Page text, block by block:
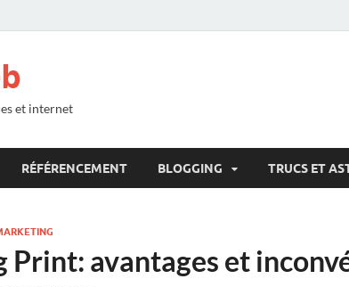
et internet
RÉFÉRENCEMENT BLOGGING TRUCS ET
Print: avantages et